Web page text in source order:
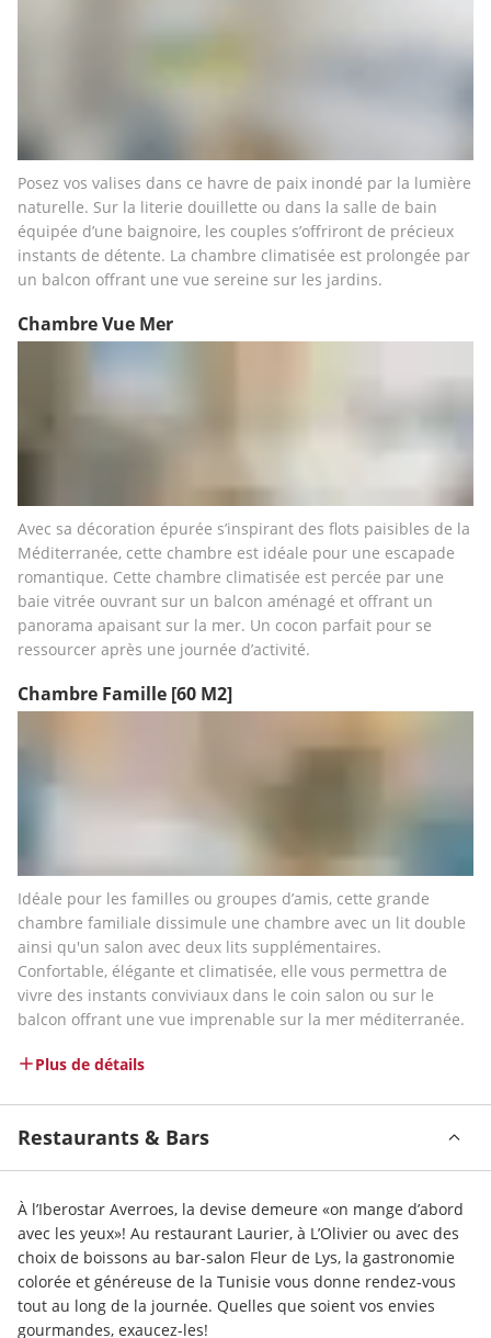
Posez vos valises dans ce havre de paix inondé par la lumière
naturelle. Sur la literie douillette ou dans la salle de bain
équipée d’une baignoire, les couples s’offriront de précieux
instants de détente. La chambre climatisée est prolongée par
un balcon offrant une vue sereine sur les jardins.
Chambre Vue Mer
Avec sa décoration épurée s’inspirant des flots paisibles de la
Méditerranée, cette chambre est idéale pour une escapade
romantique. Cette chambre climatisée est percée par une
baie vitrée ouvrant sur un balcon aménagé et offrant un
panorama apaisant sur la mer. Un cocon parfait pour se
ressourcer après une journée d’activité.
Chambre Famille [60 M2]
Idéale pour les familles ou groupes d’amis, cette grande
chambre familiale dissimule une chambre avec un lit double
ainsi qu'un salon avec deux lits supplémentaires.
Confortable, élégante et climatisée, elle vous permettra de
vivre des instants conviviaux dans le coin salon ou sur le
balcon offrant une vue imprenable sur la mer méditerranée.
Plus de détails
Restaurants & Bars
À l’Iberostar Averroes, la devise demeure «on mange d’abord
avec les yeux»! Au restaurant Laurier, à L’Olivier ou avec des
choix de boissons au bar-salon Fleur de Lys, la gastronomie
colorée et généreuse de la Tunisie vous donne rendez-vous
tout au long de la journée. Quelles que soient vos envies
gourmandes, exaucez-les!